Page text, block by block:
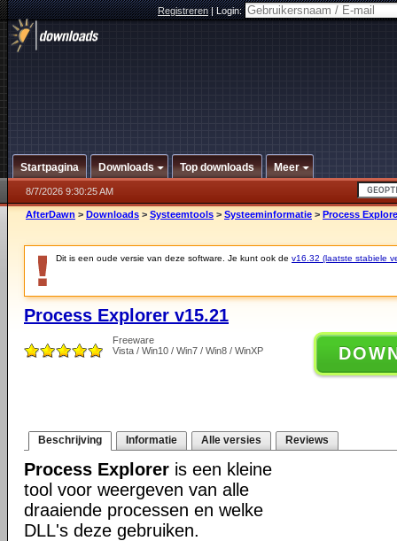
Registreren|Login:
Startpagina Downloads Top downloads Meer
8/7/2026 9:30:25 AM
AfterDawn > Downloads > Systeemtools > Systeeminformatie > Process
Dit is een oude versie van deze software. Je kunt ook de v16.32 (laatste stabiele
Process Explorer v15.21
Freeware
Vista / Win10 / Win7 / Win8 / WinXP
Beschrijving Informatie Alle versies Reviews
Process Explorer is een kleine
tool voor weergeven van alle
draaiende processen en welke
DLL's deze gebruiken.